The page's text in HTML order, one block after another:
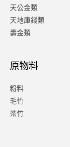
天公金類
天地庫錢類
壽金類
原物料
粉料
毛竹
茶竹